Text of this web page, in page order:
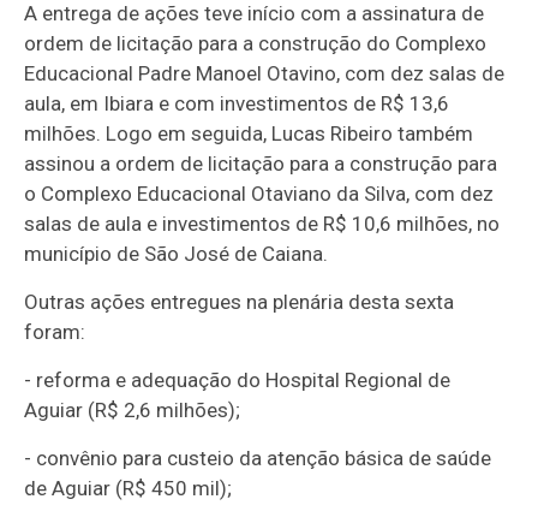
A entrega de ações teve início com a assinatura de
ordem de licitação para a construção do Complexo
Educacional Padre Manoel Otavino, com dez salas de
aula, em Ibiara e com investimentos de R$ 13,6
milhões. Logo em seguida, Lucas Ribeiro também
assinou a ordem de licitação para a construção para
o Complexo Educacional Otaviano da Silva, com dez
salas de aula e investimentos de R$ 10,6 milhões, no
município de São José de Caiana.
Outras ações entregues na plenária desta sexta
foram:
- reforma e adequação do Hospital Regional de
Aguiar (R$ 2,6 milhões);
- convênio para custeio da atenção básica de saúde
de Aguiar (R$ 450 mil);